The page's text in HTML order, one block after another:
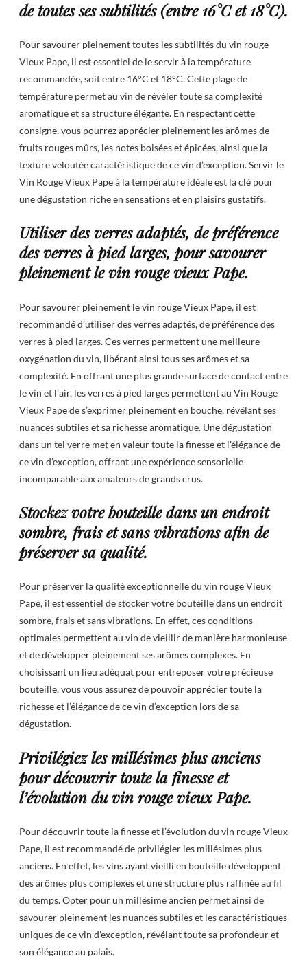
de toutes ses subtilités (entre 16°C et 18°C).
Pour savourer pleinement toutes les subtilités du vin rouge
Vieux Pape, il est essentiel de le servir à la température
recommandée, soit entre 16°C et 18°C. Cette plage de
température permet au vin de révéler toute sa complexité
aromatique et sa structure élégante. En respectant cette
consigne, vous pourrez apprécier pleinement les arômes de
fruits rouges mûrs, les notes boisées et épicées, ainsi que la
texture veloutée caractéristique de ce vin d’exception. Servir le
Vin Rouge Vieux Pape à la température idéale est la clé pour
une dégustation riche en sensations et en plaisirs gustatifs.
Utiliser des verres adaptés, de préférence
des verres à pied larges, pour savourer
pleinement le vin rouge vieux Pape.
Pour savourer pleinement le vin rouge Vieux Pape, il est
recommandé d’utiliser des verres adaptés, de préférence des
verres à pied larges. Ces verres permettent une meilleure
oxygénation du vin, libérant ainsi tous ses arômes et sa
complexité. En offrant une plus grande surface de contact entre
le vin et l’air, les verres à pied larges permettent au Vin Rouge
Vieux Pape de s’exprimer pleinement en bouche, révélant ses
nuances subtiles et sa richesse aromatique. Une dégustation
dans un tel verre met en valeur toute la finesse et l’élégance de
ce vin d’exception, offrant une expérience sensorielle
incomparable aux amateurs de grands crus.
Stockez votre bouteille dans un endroit
sombre, frais et sans vibrations afin de
préserver sa qualité.
Pour préserver la qualité exceptionnelle du vin rouge Vieux
Pape, il est essentiel de stocker votre bouteille dans un endroit
sombre, frais et sans vibrations. En effet, ces conditions
optimales permettent au vin de vieillir de manière harmonieuse
et de développer pleinement ses arômes complexes. En
choisissant un lieu adéquat pour entreposer votre précieuse
bouteille, vous vous assurez de pouvoir apprécier toute la
richesse et l’élégance de ce vin d’exception lors de sa
dégustation.
Privilégiez les millésimes plus anciens
pour découvrir toute la finesse et
l’évolution du vin rouge vieux Pape.
Pour découvrir toute la finesse et l’évolution du vin rouge Vieux
Pape, il est recommandé de privilégier les millésimes plus
anciens. En effet, les vins ayant vieilli en bouteille développent
des arômes plus complexes et une structure plus raffinée au fil
du temps. Opter pour un millésime ancien permet ainsi de
savourer pleinement les nuances subtiles et les caractéristiques
uniques de ce vin d’exception, révélant toute sa profondeur et
son élégance au palais.